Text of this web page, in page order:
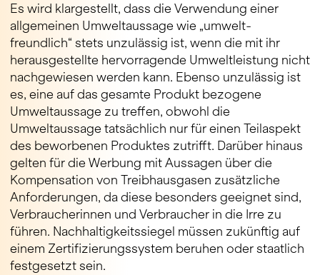
Es wird klargestellt, dass die Verwendung einer
allgemeinen Umweltaussage wie „umwelt-
freundlich“ stets unzulässig ist, wenn die mit ihr
herausgestellte hervorragende Umweltleistung nicht
nachgewiesen werden kann. Ebenso unzulässig ist
es, eine auf das gesamte Produkt bezogene
Umweltaussage zu treffen, obwohl die
Umweltaussage tatsächlich nur für einen Teilaspekt
des beworbenen Produktes zutrifft. Darüber hinaus
gelten für die Werbung mit Aussagen über die
Kompensation von Treibhausgasen zusätzliche
Anforderungen, da diese besonders geeignet sind,
Verbraucherinnen und Verbraucher in die Irre zu
führen. Nachhaltigkeitssiegel müssen zukünftig auf
einem Zertifizierungssystem beruhen oder staatlich
festgesetzt sein.